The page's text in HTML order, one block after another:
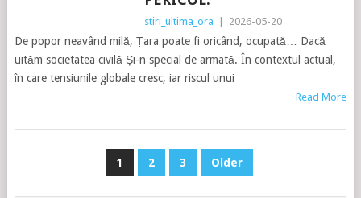
stiri_ultima_ora 2026-05-20
De popor neavând milă, Țara poate fi oricând, ocupată… Dacă
uităm societatea civilă Și-n special de armată. În contextul actual,
în care tensiunile globale cresc, iar riscul unui
Read More
PAGINAȚIE1 2 3 Older